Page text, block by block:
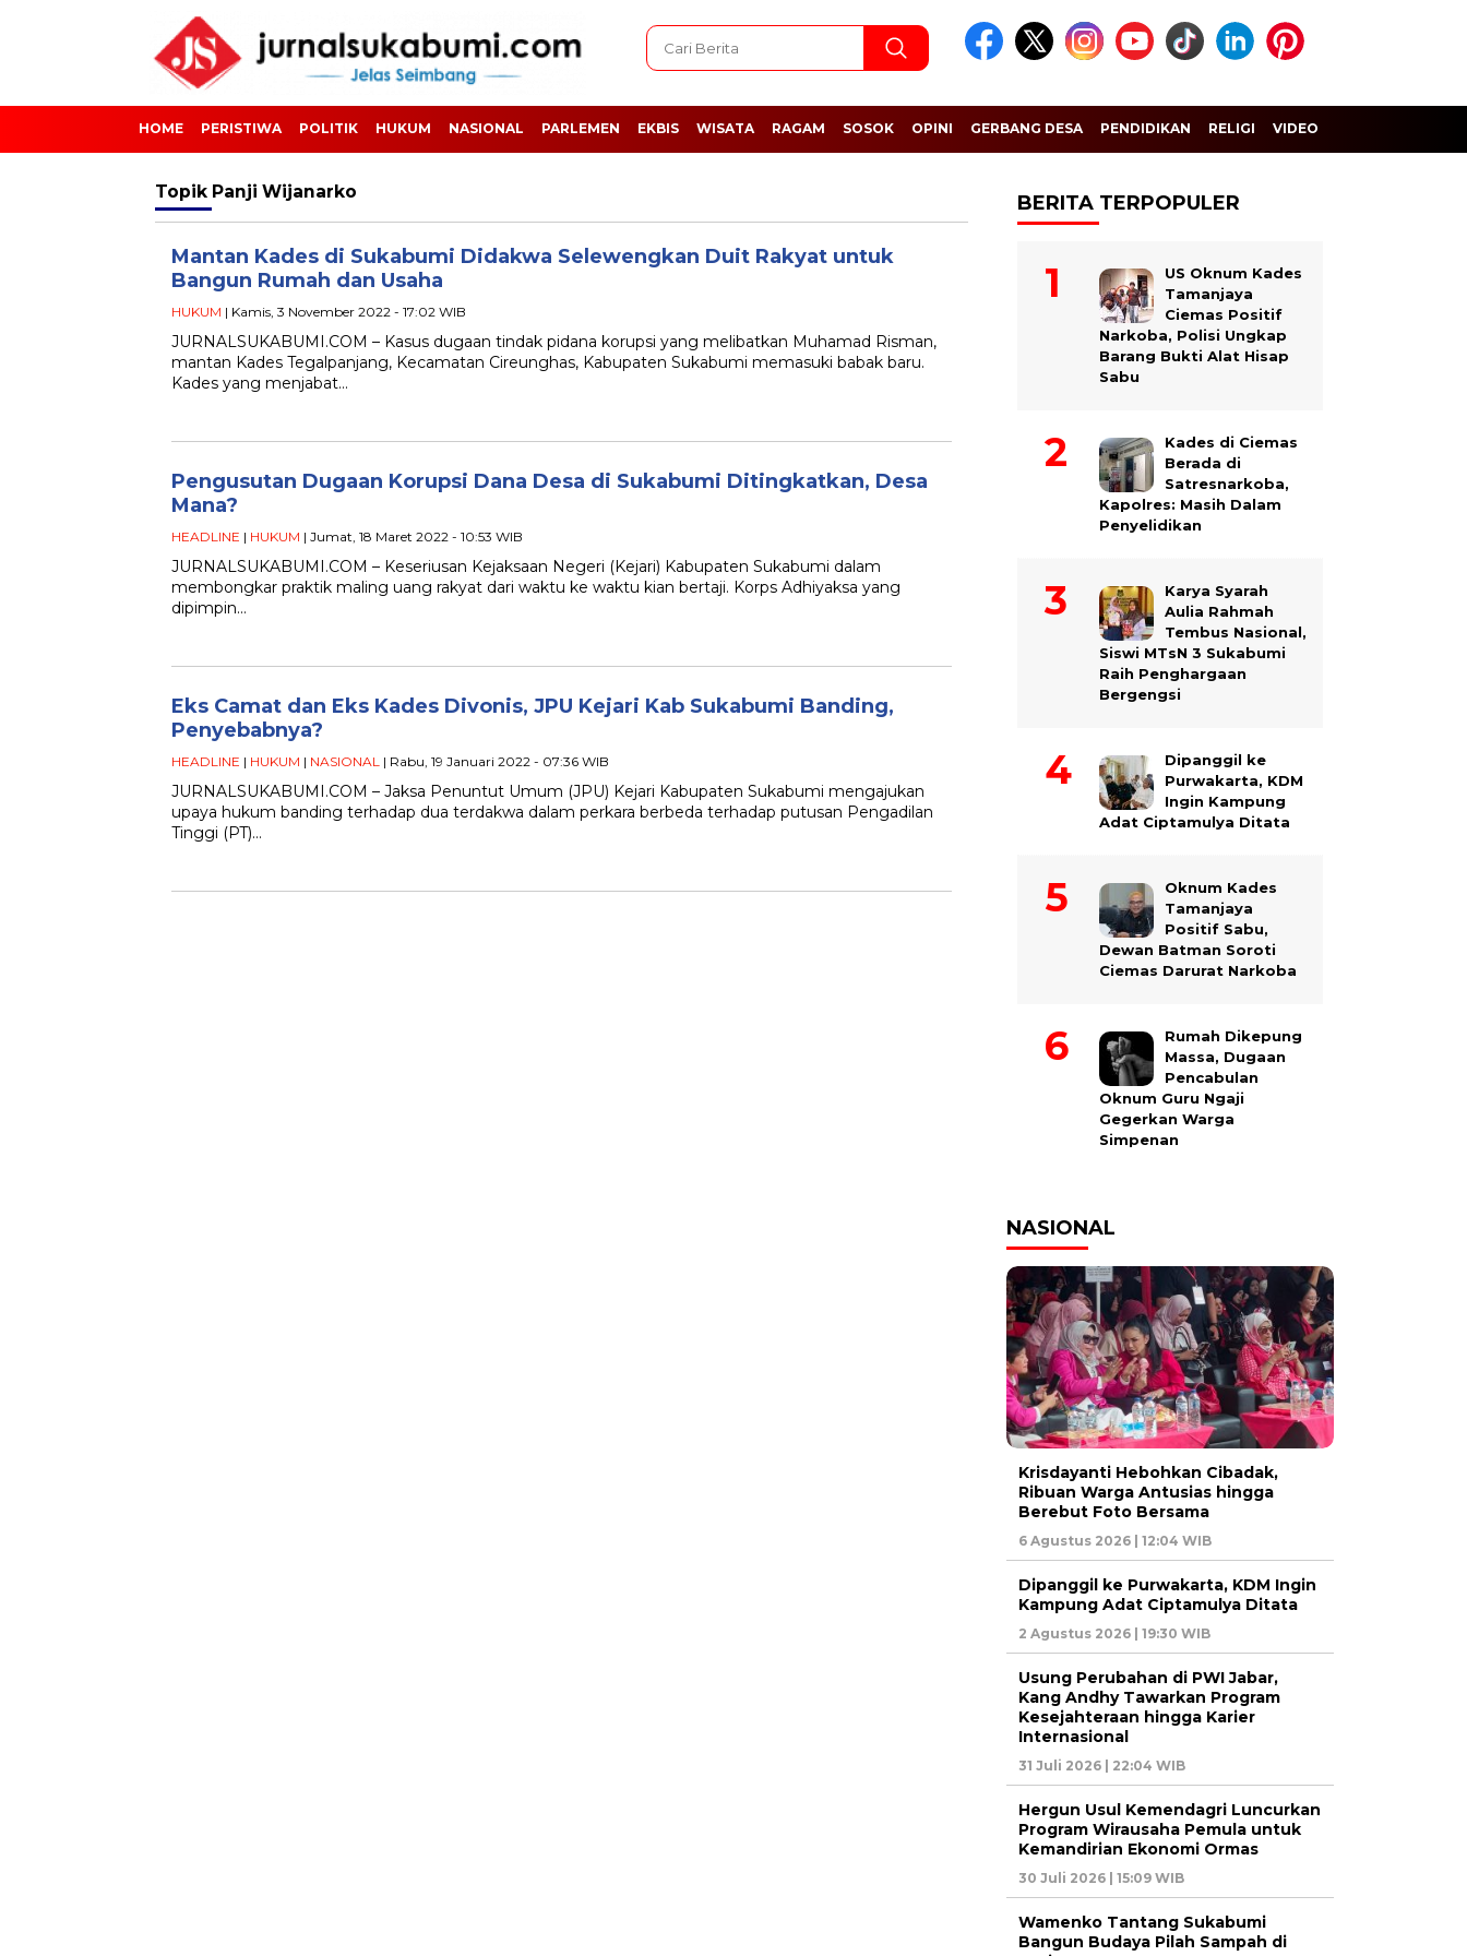
HOME PERISTIWA POLITIK HUKUM NASIONAL PARLEMEN EKBIS WISATA RAGAM SOSOK OPINI GERBANG DESA PENDIDIKAN RELIGI VIDEO
Topik Panji Wijanarko
Mantan Kades di Sukabumi Didakwa Selewengkan Duit Rakyat untuk
Bangun Rumah dan Usaha
HUKUM | Kamis, 3 November 2022 - 17:02 WIB
JURNALSUKABUMI.COM – Kasus dugaan tindak pidana korupsi yang melibatkan Muhamad Risman,
mantan Kades Tegalpanjang, Kecamatan Cireunghas, Kabupaten Sukabumi memasuki babak baru.
Kades yang menjabat…
Pengusutan Dugaan Korupsi Dana Desa di Sukabumi Ditingkatkan, Desa
Mana?
HEADLINE | HUKUM | Jumat, 18 Maret 2022 - 10:53 WIB
JURNALSUKABUMI.COM – Keseriusan Kejaksaan Negeri (Kejari) Kabupaten Sukabumi dalam
membongkar praktik maling uang rakyat dari waktu ke waktu kian bertaji. Korps Adhiyaksa yang
dipimpin…
Eks Camat dan Eks Kades Divonis, JPU Kejari Kab Sukabumi Banding,
Penyebabnya?
HEADLINE | HUKUM | NASIONAL | Rabu, 19 Januari 2022 - 07:36 WIB
JURNALSUKABUMI.COM – Jaksa Penuntut Umum (JPU) Kejari Kabupaten Sukabumi mengajukan
upaya hukum banding terhadap dua terdakwa dalam perkara berbeda terhadap putusan Pengadilan
Tinggi (PT)…
BERITA TERPOPULER
US Oknum Kades
Tamanjaya
Ciemas Positif
Narkoba, Polisi Ungkap
Barang Bukti Alat Hisap
Sabu
Kades di Ciemas
Berada di
Satresnarkoba,
Kapolres: Masih Dalam
Penyelidikan
Karya Syarah
Aulia Rahmah
Tembus Nasional,
Siswi MTsN 3 Sukabumi
Raih Penghargaan
Bergengsi
Dipanggil ke
Purwakarta, KDM
Ingin Kampung
Adat Ciptamulya Ditata
Oknum Kades
Tamanjaya
Positif Sabu,
Dewan Batman Soroti
Ciemas Darurat Narkoba
Rumah Dikepung
Massa, Dugaan
Pencabulan
Oknum Guru Ngaji
Gegerkan Warga
Simpenan
NASIONAL
Krisdayanti Hebohkan Cibadak,
Ribuan Warga Antusias hingga
Berebut Foto Bersama
6 Agustus 2026 | 12:04 WIB
Dipanggil ke Purwakarta, KDM Ingin
Kampung Adat Ciptamulya Ditata
2 Agustus 2026 | 19:30 WIB
Usung Perubahan di PWI Jabar,
Kang Andhy Tawarkan Program
Kesejahteraan hingga Karier
Internasional
31 Juli 2026 | 22:04 WIB
Hergun Usul Kemendagri Luncurkan
Program Wirausaha Pemula untuk
Kemandirian Ekonomi Ormas
30 Juli 2026 | 15:09 WIB
Wamenko Tantang Sukabumi
Bangun Budaya Pilah Sampah di